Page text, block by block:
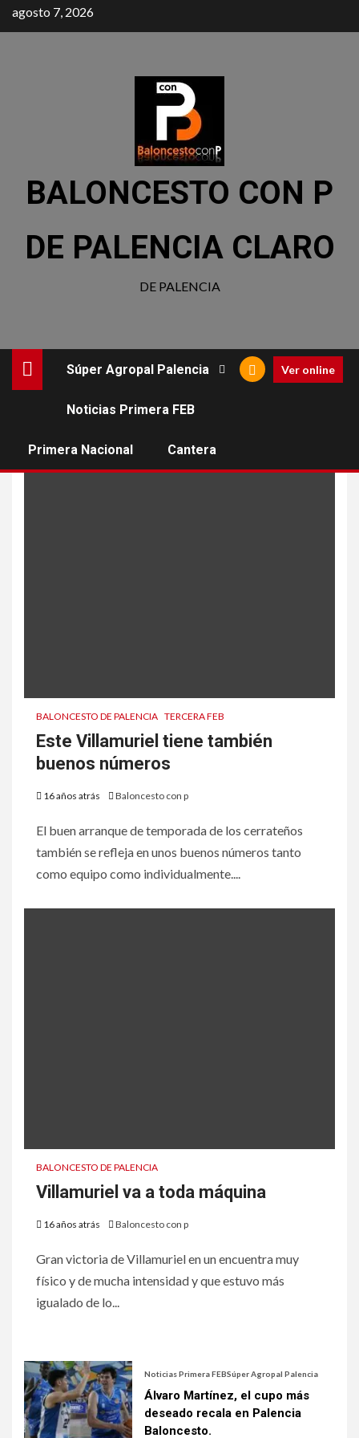
agosto 7, 2026
BALONCESTO CON P
DE PALENCIA CLARO
DE PALENCIA
Súper Agropal Palencia
Noticias Primera FEB
Primera Nacional Cantera
Ver online
BALONCESTO DE PALENCIA TERCERA FEB
Este Villamuriel tiene también
buenos números
16 años atrás Baloncesto con p
El buen arranque de temporada de los cerrateños
también se refleja en unos buenos números tanto
como equipo como individualmente....
BALONCESTO DE PALENCIA
Villamuriel va a toda máquina
16 años atrás Baloncesto con p
Gran victoria de Villamuriel en un encuentra muy
físico y de mucha intensidad y que estuvo más
igualado de lo...
Noticias Primera FEBSúper Agropal Palencia
Álvaro Martínez, el cupo más
deseado recala en Palencia
Baloncesto.